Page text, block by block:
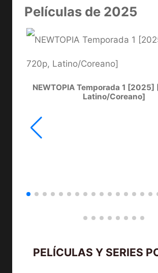
Películas de 2025
NEWTOPIA Temporada 1 [2025]
Latino/Coreano]
PELÍCULAS Y SERIES